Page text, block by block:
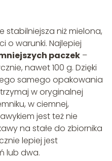
stabilniejsza niż mielona,
o warunki. Najlepiej
paczek–
nawet 100 g. Dzięki
samego opakowania
w oryginalnej
w ciemnej,
jest też nie
na stałe do zbiornika
lepiej jest
lub dwa.